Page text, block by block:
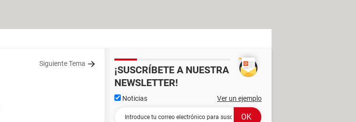
Siguiente Tema
¡SUSCRÍBETE A NUESTRA
NEWSLETTER!
Noticias Ver un ejemplo